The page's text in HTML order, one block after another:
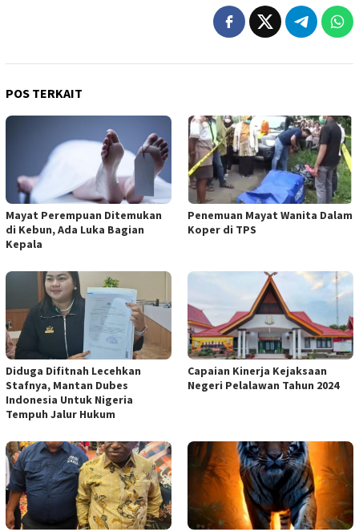
POS TERKAIT
Mayat Perempuan Ditemukan
di Kebun, Ada Luka Bagian
Kepala
Penemuan Mayat Wanita Dalam
Koper di TPS
Diduga Difitnah Lecehkan
Stafnya, Mantan Dubes
Indonesia Untuk Nigeria
Tempuh Jalur Hukum
Capaian Kinerja Kejaksaan
Negeri Pelalawan Tahun 2024